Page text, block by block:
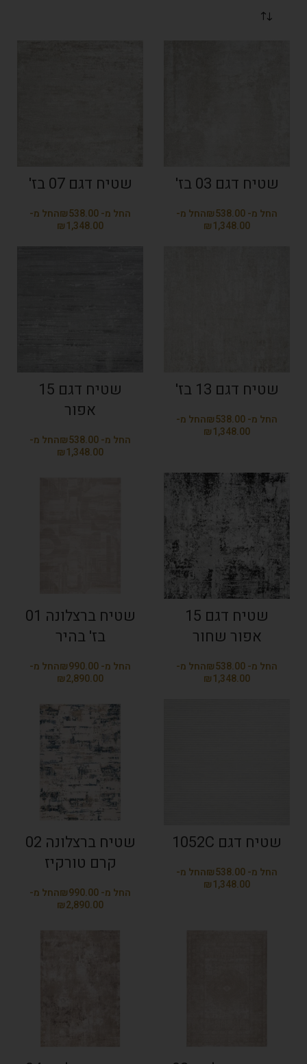
שטיח דגם 03 בז'
₪
₪
שטיח דגם 07 בז'
₪
₪
שטיח דגם 13 בז'
₪
₪
שטיח דגם 15
אפור
₪
₪
שטיח דגם 15
אפור שחור
₪
₪
שטיח ברצלונה 01
בז' בהיר
₪
₪
שטיח דגם 1052C
₪
₪
שטיח ברצלונה 02
קרם טורקיז
₪
₪